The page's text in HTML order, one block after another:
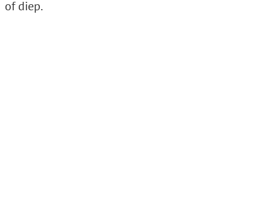
of diep.